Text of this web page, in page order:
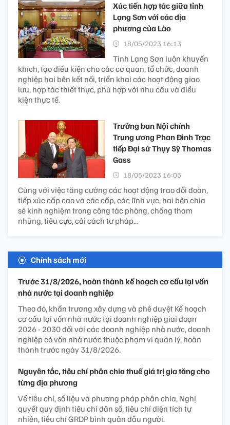
Xúc tiến hợp tác giữa tỉnh
Lạng Sơn với các địa
phương của Lào
18/05/2023 16:13’
Tỉnh Lạng Sơn luôn khuyến
khích, tạo điều kiện cho các cơ quan, tổ chức, doanh
nghiệp hai bên kết nối, triển khai các hoạt động giao
lưu, hợp tác thiết thực, phù hợp với nhu cầu và điều
kiện thực tế.
Trưởng ban Nội chính
Trung ương Phan Đình Trạc
tiếp Đại sứ Thụy Sỹ Thomas
Gass
18/05/2023 16:05’
Cùng với việc tăng cường các hoạt động trao đổi đoàn,
tiếp xúc cấp cao và các cấp, các lĩnh vực, hai bên chia
sẻ kinh nghiệm trong công tác phòng, chống tham
nhũng, tiêu cực, cải cách tư pháp...
Chính sách mới
Trước 31/8/2026, hoàn thành kế hoạch cơ cấu lại vốn
nhà nước tại doanh nghiệp
Theo đó, khẩn trương xây dựng và phê duyệt Kế hoạch
cơ cấu lại vốn nhà nước tại doanh nghiệp giai đoạn
2026 - 2030 đối với các doanh nghiệp nhà nước, doanh
nghiệp có vốn nhà nước thuộc phạm vi quản lý, hoàn
thành trước ngày 31/8/2026.
Nguyên tắc, tiêu chí phân chia thuế giá trị gia tăng cho
từng địa phương
Về tiêu chí, số liệu và phương pháp phân chia, Nghị
quyết quy định tiêu chí dân số, tiêu chí diện tích tự
nhiên, tiêu chí GRDP bình quân đầu người.